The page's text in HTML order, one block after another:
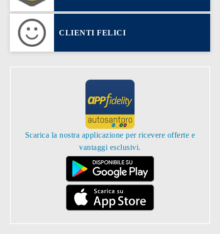
CLIENTI FELICI
Scarica la nostra applicazione per ricevere offerte e
vantaggi esclusivi.